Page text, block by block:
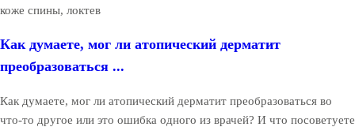
коже спины, локтев
Как думаете, мог ли атопический дерматит
преобразоваться ...
Как думаете, мог ли атопический дерматит преобразоваться во
что-то другое или это ошибка одного из врачей? И что посоветуете